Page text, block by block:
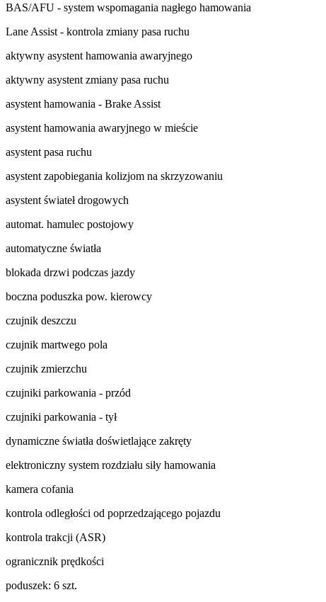
BAS/AFU - system wspomagania nagłego hamowania
Lane Assist - kontrola zmiany pasa ruchu
aktywny asystent hamowania awaryjnego
aktywny asystent zmiany pasa ruchu
asystent hamowania - Brake Assist
asystent hamowania awaryjnego w mieście
asystent pasa ruchu
asystent zapobiegania kolizjom na skrzyzowaniu
asystent świateł drogowych
automat. hamulec postojowy
automatyczne światła
blokada drzwi podczas jazdy
boczna poduszka pow. kierowcy
czujnik deszczu
czujnik martwego pola
czujnik zmierzchu
czujniki parkowania - przód
czujniki parkowania - tył
dynamiczne światła doświetlające zakręty
elektroniczny system rozdziału siły hamowania
kamera cofania
kontrola odległości od poprzedzającego pojazdu
kontrola trakcji (ASR)
ogranicznik prędkości
poduszek: 6 szt.